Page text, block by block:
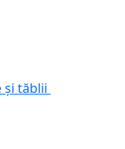
și tăblii